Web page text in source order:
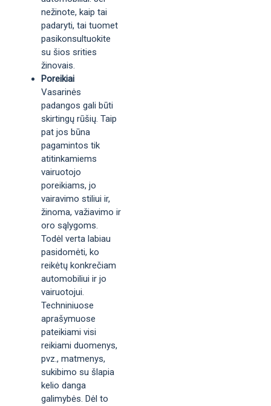
nežinote, kaip tai
padaryti, tai tuomet
pasikonsultuokite
su šios srities
žinovais.
Poreikiai
Vasarinės
padangos gali būti
skirtingų rūšių. Taip
pat jos būna
pagamintos tik
atitinkamiems
vairuotojo
poreikiams, jo
vairavimo stiliui ir,
žinoma, važiavimo ir
oro sąlygoms.
Todėl verta labiau
pasidomėti, ko
reikėtų konkrečiam
automobiliui ir jo
vairuotojui.
Techniniuose
aprašymuose
pateikiami visi
reikiami duomenys,
pvz., matmenys,
sukibimo su šlapia
kelio danga
galimybės. Dėl to